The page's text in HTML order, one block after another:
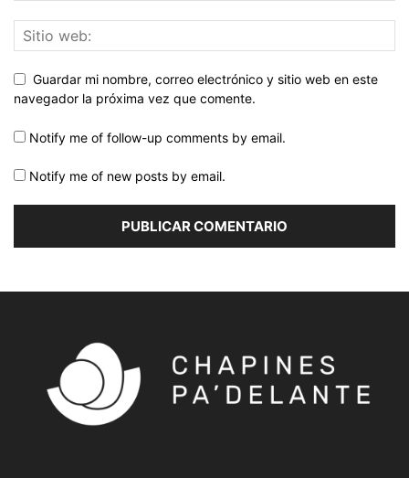
Guardar mi nombre, correo electrónico y sitio web en este
navegador la próxima vez que comente.
Notify me of follow-up comments by email.
Notify me of new posts by email.